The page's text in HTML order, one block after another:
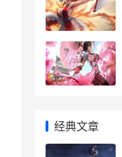
经典文章